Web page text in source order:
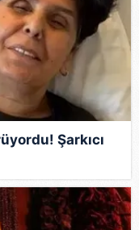
Şarkıcı